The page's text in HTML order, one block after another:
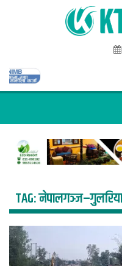
TAG:नेपालगञ्ज–गुलरिया